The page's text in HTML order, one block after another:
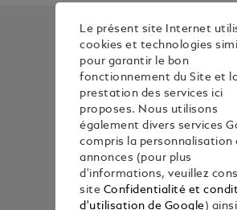
Le présent site Internet
cookies et technologies
pour garantir le bon
fonctionnement du Site et
prestation des services ici
proposes. Nous utilisons
également divers services
compris la personnalisation
annonces (pour plus
d'informations, veuillez
site Confidentialité et
d'utilisation de Google)